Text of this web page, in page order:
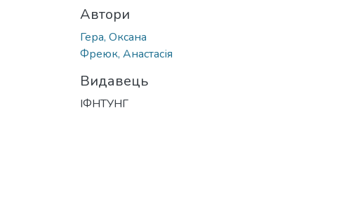
Автори
Гера, Оксана
Фреюк, Анастасія
Видавець
ІФНТУНГ